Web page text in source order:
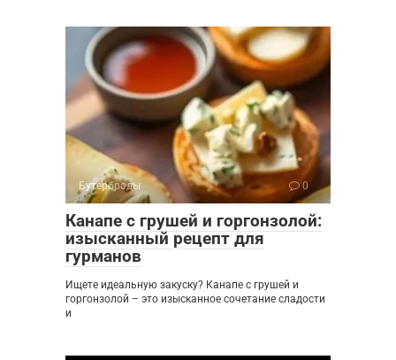
Бутерброды 0
Канапе с грушей и горгонзолой:
изысканный рецепт для
гурманов
Ищете идеальную закуску? Канапе с грушей и
горгонзолой – это изысканное сочетание сладости
и